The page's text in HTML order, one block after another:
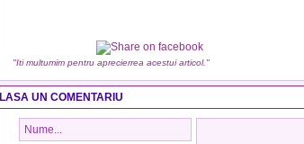
"Iti multumim pentru aprecierrea acestui articol."
LASA UN COMENTARIU